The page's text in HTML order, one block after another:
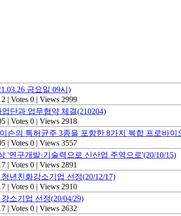
금요일 09시)
| Votes 0 | Views 2999
단과 업무협약 체결(210204)
| Votes 0 | Views 2918
슨의 특허균주 3종을 포함한 8가지 복합 프로바이
| Votes 0 | Views 3557
'연구개발·기술력으로 신산업 주역으로'(20/10/15)
| Votes 0 | Views 2891
년친화강소기업 선정(20/12/17)
| Votes 0 | Views 2910
소기업 선정(20/04/29)
| Votes 0 | Views 2632